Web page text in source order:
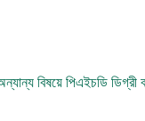
বিষয়ে পিএইচডি